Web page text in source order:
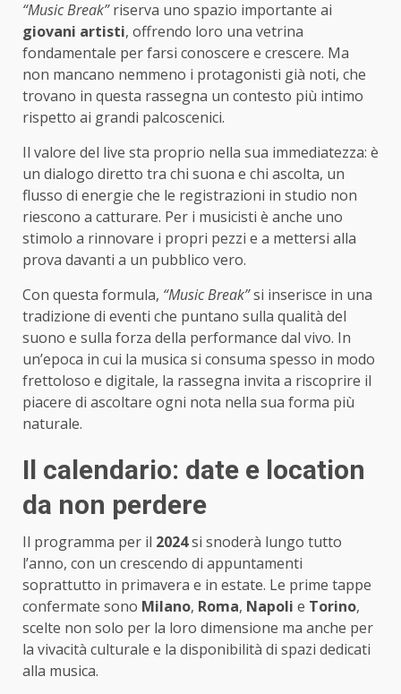
“Music Break”riserva uno spazio importante ai
giovani artisti, offrendo loro una vetrina
fondamentale per farsi conoscere e crescere. Ma
non mancano nemmeno i protagonisti già noti, che
trovano in questa rassegna un contesto più intimo
rispetto ai grandi palcoscenici.
Il valore del live sta proprio nella sua immediatezza: è
un dialogo diretto tra chi suona e chi ascolta, un
flusso di energie che le registrazioni in studio non
riescono a catturare. Per i musicisti è anche uno
stimolo a rinnovare i propri pezzi e a mettersi alla
prova davanti a un pubblico vero.
Con questa formula, “Music Break”si inserisce in una
tradizione di eventi che puntano sulla qualità del
suono e sulla forza della performance dal vivo. In
un’epoca in cui la musica si consuma spesso in modo
frettoloso e digitale, la rassegna invita a riscoprire il
piacere di ascoltare ogni nota nella sua forma più
naturale.
Il calendario: date e location
da non perdere
Il programma per il 2024si snoderà lungo tutto
l’anno, con un crescendo di appuntamenti
soprattutto in primavera e in estate. Le prime tappe
confermate sono Milano, Roma, Napoli e Torino,
scelte non solo per la loro dimensione ma anche per
la vivacità culturale e la disponibilità di spazi dedicati
alla musica.